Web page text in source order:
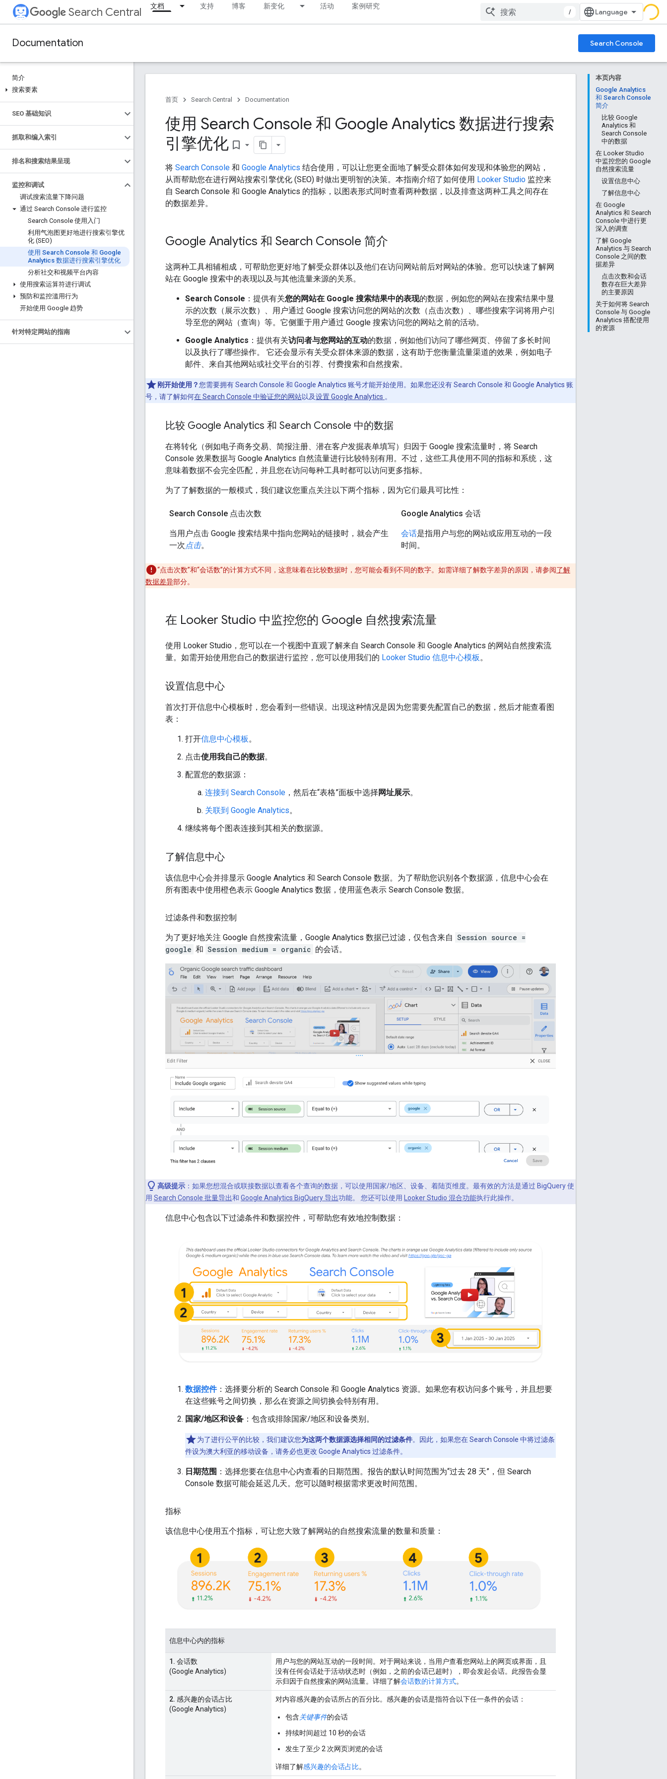
Search Central 文档 支持 博客 新变化 活动 案例研究
/
Documentation Search Console
简介
搜索要素
SEO 基础知识
抓取和编入索引
排名和搜索结果呈现
监控和调试
调试搜索流量下降问题
通过 Search Console 进行监控
Search Console 使用入门
利用气泡图更好地进行搜索引擎优
化 (SEO)
使用 Search Console 和 Google
Analytics 数据进行搜索引擎优化
分析社交和视频平台内容
使用搜索运算符进行调试
预防和监控滥用行为
开始使用 Google 趋势
针对特定网站的指南
本页内容
Google Analytics
和 Search Console
简介
比较 Google
Analytics 和
Search Console
中的数据
在 Looker Studio
中监控您的 Google
自然搜索流量
设置信息中心
了解信息中心
在 Google
Analytics 和 Search
Console 中进行更
深入的调查
了解 Google
Analytics 与 Search
Console 之间的数
据差异
点击次数和会话
数存在巨大差异
的主要原因
关于如何将 Search
Console 与 Google
Analytics 搭配使用
的资源
首页 Search Central Documentation
使用 Search Console 和 Google Analytics 数据进行搜索
引擎优化 bookmark_border
将 Search Console 和 Google Analytics 结合使用，可以让您更全面地了解受众群体如何发现和体验您的网站，
从而帮助您在进行网站搜索引擎优化 (SEO) 时做出更明智的决策。本指南介绍了如何使用 Looker Studio 监控来
自 Search Console 和 Google Analytics 的指标，以图表形式同时查看两种数据，以及排查这两种工具之间存在
的数据差异。
Google Analytics 和 Search Console 简介
这两种工具相辅相成，可帮助您更好地了解受众群体以及他们在访问网站前后对网站的体验。您可以快速了解网
站在 Google 搜索中的表现以及与其他流量来源的关系。
Search Console ：提供有关您的网站在 Google 搜索结果中的表现的数据，例如您的网站在搜索结果中显
示的次数（展示次数）、用户通过 Google 搜索访问您的网站的次数（点击次数）、哪些搜索字词将用户引
导至您的网站（查询）等。它侧重于用户通过 Google 搜索访问您的网站之前的活动。
Google Analytics ：提供有关访问者与您网站的互动的数据，例如他们访问了哪些网页、停留了多长时间
以及执行了哪些操作。 它还会显示有关受众群体来源的数据，这有助于您衡量流量渠道的效果，例如电子
邮件、来自其他网站或社交平台的引荐、付费搜索和自然搜索。
刚开始使用？您需要拥有 Search Console 和 Google Analytics 账号才能开始使用。如果您还没有 Search Console 和 Google Analytics 账
号，请了解如何在 Search Console 中验证您的网站以及设置 Google Analytics 。
比较 Google Analytics 和 Search Console 中的数据
在将转化（例如电子商务交易、简报注册、潜在客户发掘表单填写）归因于 Google 搜索流量时，将 Search
Console 效果数据与 Google Analytics 自然流量进行比较特别有用。不过，这些工具使用不同的指标和系统，这
意味着数据不会完全匹配，并且您在访问每种工具时都可以访问更多指标。
为了了解数据的一般模式，我们建议您重点关注以下两个指标，因为它们最具可比性：
Search Console 点击次数
当用户点击 Google 搜索结果中指向您网站的链接时，就会产生
一次点击。
Google Analytics 会话
会话是指用户与您的网站或应用互动的一段
时间。
“点击次数”和“会话数”的计算方式不同，这意味着在比较数据时，您可能会看到不同的数字。如需详细了解数字差异的原因，请参阅了解
数据差异部分。
在 Looker Studio 中监控您的 Google 自然搜索流量
使用 Looker Studio，您可以在一个视图中直观了解来自 Search Console 和 Google Analytics 的网站自然搜索流
量。如需开始使用您自己的数据进行监控，您可以使用我们的 Looker Studio 信息中心模板。
设置信息中心
首次打开信息中心模板时，您会看到一些错误。出现这种情况是因为您需要先配置自己的数据，然后才能查看图
表：
打开信息中心模板。
点击使用我自己的数据。
配置您的数据源：
连接到 Search Console ，然后在“表格”面板中选择 网址展示。
关联到 Google Analytics。
继续将每个图表连接到其相关的数据源。
了解信息中心
该信息中心会并排显示 Google Analytics 和 Search Console 数据。为了帮助您识别各个数据源，信息中心会在
所有图表中使用橙色表示 Google Analytics 数据，使用蓝色表示 Search Console 数据。
过滤条件和数据控制
为了更好地关注 Google 自然搜索流量，Google Analytics 数据已过滤，仅包含来自 Session source =
google 和 Session medium = organic 的会话。
高级提示 ：如果您想混合或联接数据以查看各个查询的数据，可以使用国家/地区、设备、着陆页维度。最有效的方法是通过 BigQuery 使
用 Search Console 批量导出和 Google Analytics BigQuery 导出功能。 您还可以使用 Looker Studio 混合功能执行此操作。
信息中心包含以下过滤条件和数据控件，可帮助您有效地控制数据：
数据控件：选择要分析的 Search Console 和 Google Analytics 资源。如果您有权访问多个账号，并且想要
在这些账号之间切换，那么在资源之间切换会特别有用。
国家/地区和设备 ：包含或排除国家/地区和设备类别。
为了进行公平的比较，我们建议您为这两个数据源选择相同的过滤条件。因此，如果您在 Search Console 中将过滤条
件设为澳大利亚的移动设备，请务必也更改 Google Analytics 过滤条件。
日期范围 ：选择您要在信息中心内查看的日期范围。报告的默认时间范围为“过去 28 天”，但 Search
Console 数据可能会延迟几天。您可以随时根据需求更改时间范围。
指标
该信息中心使用五个指标，可让您大致了解网站的自然搜索流量的数量和质量：
信息中心内的指标
1. 会话数
(Google Analytics)
用户与您的网站互动的一段时间。对于网站来说，当用户查看您网站上的网页或界面，且
没有任何会话处于活动状态时（例如，之前的会话已超时），即会发起会话。此报告会显
示归因于自然搜索的网站流量。详细了解会话数的计算方式。
2. 感兴趣的会话占比
(Google Analytics)
对内容感兴趣的会话所占的百分比。感兴趣的会话是指符合以下任一条件的会话：
包含关键事件的会话
持续时间超过 10 秒的会话
发生了至少 2 次网页浏览的会话
详细了解感兴趣的会话占比。